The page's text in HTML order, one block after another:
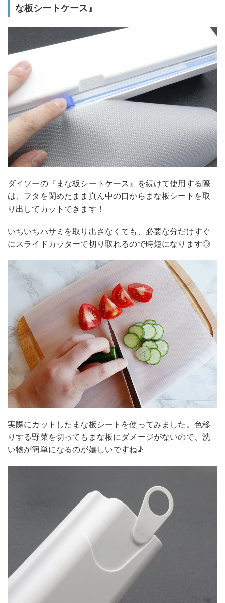
な板シートケース』
ダイソーの『まな板シートケース』を続けて使用する際
は、フタを閉めたまま真ん中の口からまな板シートを取
り出してカットできます！
いちいちハサミを取り出さなくても、必要な分だけすぐ
にスライドカッターで切り取れるので時短になります◎
実際にカットしたまな板シートを使ってみました。色移
りする野菜を切ってもまな板にダメージがないので、洗
い物が簡単になるのが嬉しいですね♪